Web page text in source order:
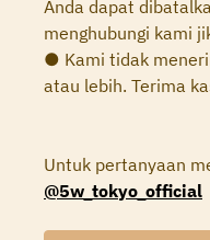
Anda dapat
menghubungi kami
● Kami tidak
atau lebih. Terima
Untuk pertanyaan
@5w_tokyo_official